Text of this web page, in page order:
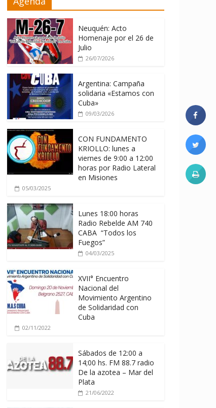
EEUU contra Cuba
cooperación militar con
Rusia y China
06/08/2026
Neuquén: Acto
Homenaje por el 26 de
Julio
26/07/2026
Argentina: Campaña
solidaria «Estamos con
Cuba»
09/03/2026
CON FUNDAMENTO
KRIOLLO: lunes a
viernes de 9:00 a 12:00
horas por Radio Lateral
en Misiones
05/03/2025
Lunes 18:00 horas
Radio Rebelde AM 740
CABA “Todos los
Fuegos”
04/03/2025
XVII° Encuentro
Nacional del
Movimiento Argentino
de Solidaridad con
Cuba
02/11/2022
Sábados de 12:00 a
14;00 hs. FM 88.7 radio
De la azotea – Mar del
Plata
21/06/2022